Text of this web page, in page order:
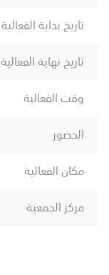
تاريخ بداية الفعالية
تاريخ نهاية الفعالية
وقت الفعالية
الحضور
مكان الفعالية
مركز الجمعية